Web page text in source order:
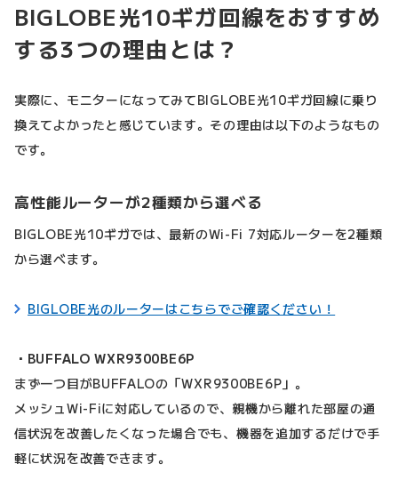
BIGLOBE光10ギガ回線をおすすめ
する3つの理由とは？
実際に、モニターになってみてBIGLOBE光10ギガ回線に乗り
換えてよかったと感じています。その理由は以下のようなもの
です。
高性能ルーターが2種類から選べる
BIGLOBE光10ギガでは、最新のWi-Fi 7対応ルーターを2種類
から選べます。
BIGLOBE光のルーターはこちらでご確認ください！
・BUFFALO WXR9300BE6P
まず一つ目がBUFFALOの「WXR9300BE6P」。
メッシュWi-Fiに対応しているので、親機から離れた部屋の通
信状況を改善したくなった場合でも、機器を追加するだけで手
軽に状況を改善できます。